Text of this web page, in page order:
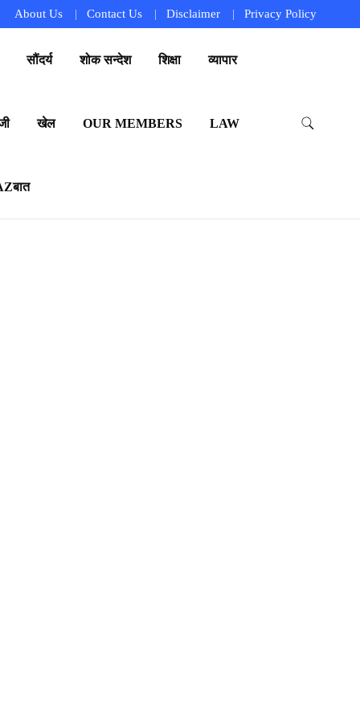
About Us Contact Us Disclaimer Privacy Policy
सौंदर्य शोक सन्देश शिक्षा व्यापार
खेल OUR MEMBERS LAW